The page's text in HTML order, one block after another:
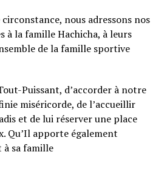
nous adressons nos
à la famille Hachicha, à leurs
de la famille sportive
Puissant, d’accorder à notre
miséricorde, de l’accueillir
et de lui réserver une place
Qu’Il apporte également
sa famille